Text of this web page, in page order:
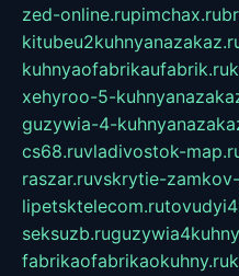
zed-online.rupimchax.ru
kuhnyaofabrikaufabrik.ru
xehyroo-5-
guzywia-4-
cs68.ruvladivostok-
raszar.ruvskrytie-
lipetsktelecom.ru
seksuzb.ru
fabrikaofabrikaokuhny.ru